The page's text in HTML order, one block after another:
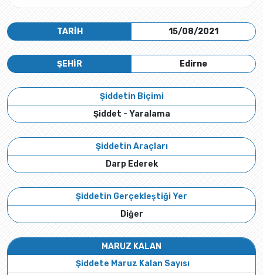
TARİH 15/08/2021
Edirne
ŞEHİR
Şiddetin Biçimi
Şiddet - Yaralama
Şiddetin Araçları
Darp Ederek
Şiddetin Gerçekleştiği Yer
Diğer
MARUZ KALAN
Şiddete Maruz Kalan Sayısı